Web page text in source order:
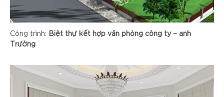
Công trình: Biệt thự kết hợp văn phòng công ty – anh
Trường